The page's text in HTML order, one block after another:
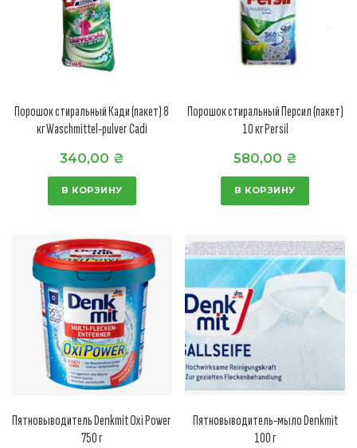
Порошок стиральный Кади (пакет) 8
кг Waschmittel-pulver Cadi
340,00 ₴
В КОРЗИНУ
Порошок стиральный Персил (пакет)
10 кг Persil
580,00 ₴
В КОРЗИНУ
Пятновыводитель Denkmit Oxi Power
750 г
Пятновыводитель-мыло Denkmit
100 г